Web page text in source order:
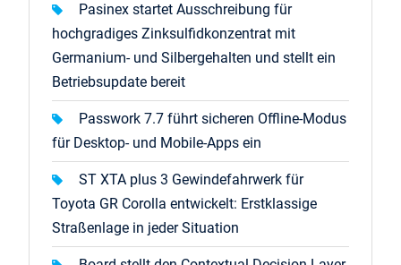
Pasinex startet Ausschreibung für
hochgradiges Zinksulfidkonzentrat mit
Germanium- und Silbergehalten und stellt ein
Betriebsupdate bereit
Passwork 7.7 führt sicheren Offline-Modus
für Desktop- und Mobile-Apps ein
ST XTA plus 3 Gewindefahrwerk für
Toyota GR Corolla entwickelt: Erstklassige
Straßenlage in jeder Situation